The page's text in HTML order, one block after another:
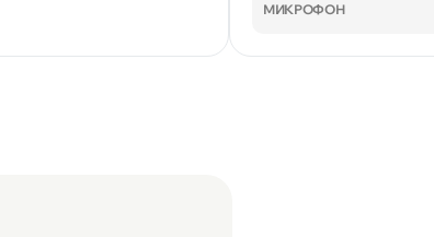
МИКРОФОН